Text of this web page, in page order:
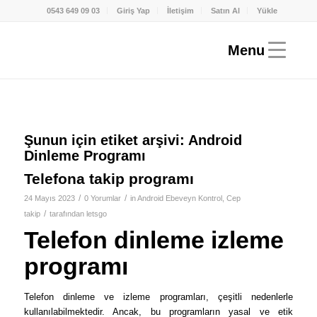
0543 649 09 03 Giriş Yap İletişim Satın Al Yükle
Şunun için etiket arşivi: Android
Dinleme Programı
Telefona takip programı
24 Mayıs 2023 / 0 Yorumlar / inAndroid Ebeveyn Kontrol, Cep
takip / tarafından letsgo
Telefon dinleme izleme
programı
Telefon dinleme ve izleme programları, çeşitli nedenlerle
kullanılabilmektedir. Ancak, bu programların yasal ve etik